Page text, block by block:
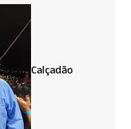
Calçadão